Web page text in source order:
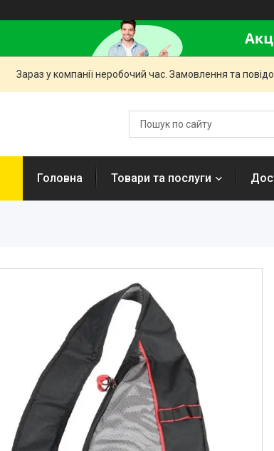
Зараз у компанії неробочий час. Замовлення та
Головна Товари та послуги